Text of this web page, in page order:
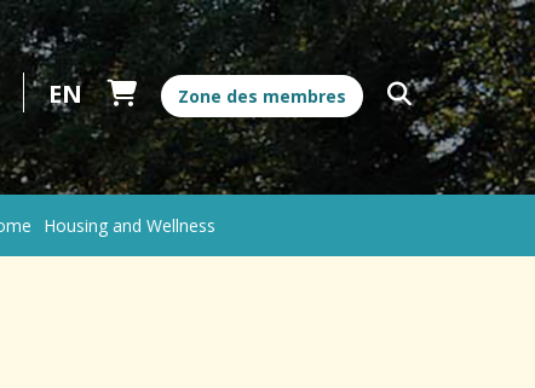
linkedin Zone des membres
Housing and Wellness